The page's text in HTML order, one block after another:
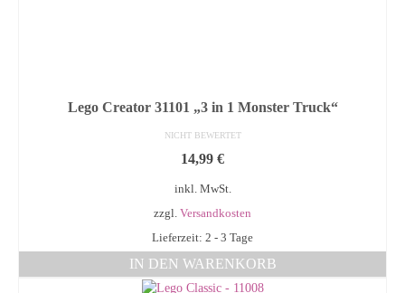
Lego Creator 31101 „3 in 1 Monster Truck“
NICHT BEWERTET
14,99 €
inkl. MwSt.
zzgl. Versandkosten
Lieferzeit: 2 - 3 Tage
IN DEN WARENKORB